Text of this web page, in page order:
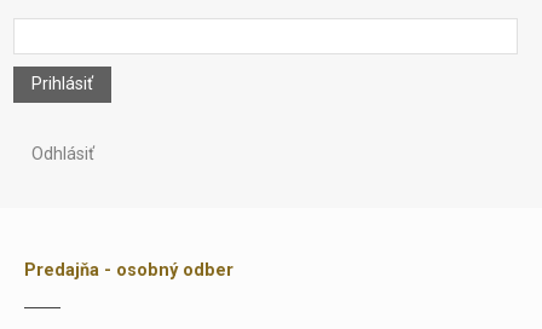
Prihlásiť
Odhlásiť
Predajňa - osobný odber